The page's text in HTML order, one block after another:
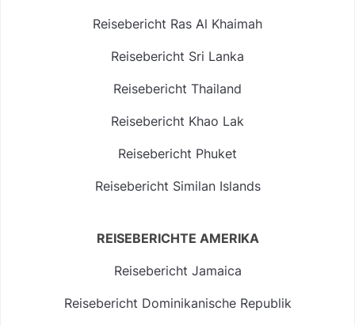
Reisebericht Ras Al Khaimah
Reisebericht Sri Lanka
Reisebericht Thailand
Reisebericht Khao Lak
Reisebericht Phuket
Reisebericht Similan Islands
REISEBERICHTE AMERIKA
Reisebericht Jamaica
Reisebericht Dominikanische Republik